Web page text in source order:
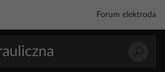
Forum elektroda